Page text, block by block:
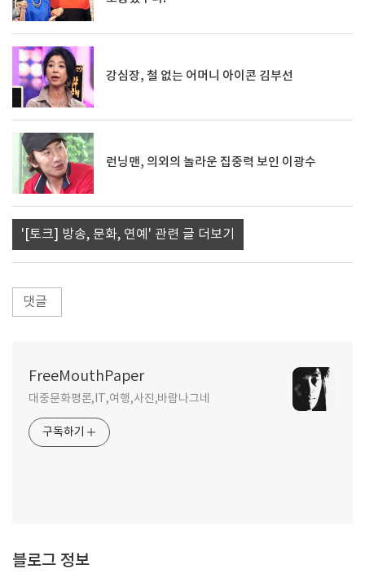
강심장, 철 없는 어머니 아이콘 김부선
런닝맨, 의외의 놀라운 집중력 보인 이광수
'[토크] 방송, 문화, 연예' 관련 글 더보기
댓글
FreeMouthPaper
대중문화평론,IT,여행,사진,바람나그네
구독하기
블로그 정보